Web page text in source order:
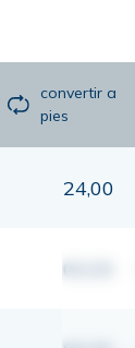
convertir a
pies
24,00
00,00